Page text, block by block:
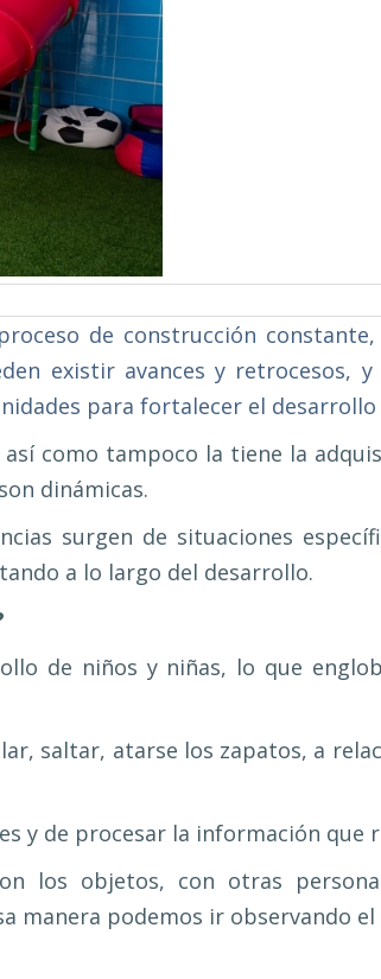
de construcción
existir avances y retrocesos,
para fortalecer el
como tampoco la tiene la
dinámicas.
surgen de situaciones
a lo largo del desarrollo.
de niños y niñas, lo que
saltar, atarse los zapatos, a
y de procesar la información que
los objetos, con otras
manera podemos ir observando